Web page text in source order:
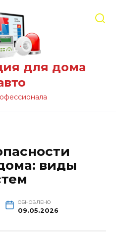
для дома
виды
ОБНОВЛЕНО
09.05.2026